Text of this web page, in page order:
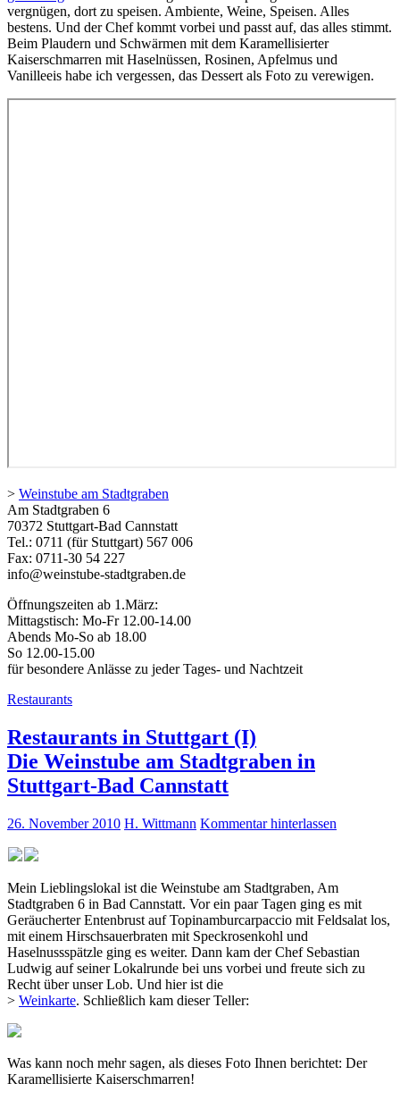
vergnügen, dort zu speisen. Ambiente, Weine, Speisen. Alles
bestens. Und der Chef kommt vorbei und passt auf, das alles stimmt.
Beim Plaudern und Schwärmen mit dem Karamellisierter
Kaiserschmarren mit Haselnüssen, Rosinen, Apfelmus und
Vanilleeis habe ich vergessen, das Dessert als Foto zu verewigen.
> Weinstube am Stadtgraben
Am Stadtgraben 6
70372 Stuttgart-Bad Cannstatt
Tel.: 0711 (für Stuttgart) 567 006
Fax: 0711-30 54 227
info@weinstube-stadtgraben.de
Öffnungszeiten ab 1.März:
Mittagstisch: Mo-Fr 12.00-14.00
Abends Mo-So ab 18.00
So 12.00-15.00
für besondere Anlässe zu jeder Tages- und Nachtzeit
Restaurants
Restaurants in Stuttgart (I)
Die Weinstube am Stadtgraben in
Stuttgart-Bad Cannstatt
26. November 2010 H. Wittmann Kommentar hinterlassen
Mein Lieblingslokal ist die Weinstube am Stadtgraben, Am
Stadtgraben 6 in Bad Cannstatt. Vor ein paar Tagen ging es mit
Geräucherter Entenbrust auf Topinamburcarpaccio mit Feldsalat los,
mit einem Hirschsauerbraten mit Speckrosenkohl und
Haselnussspätzle ging es weiter. Dann kam der Chef Sebastian
Ludwig auf seiner Lokalrunde bei uns vorbei und freute sich zu
Recht über unser Lob. Und hier ist die
> Weinkarte. Schließlich kam dieser Teller:
Was kann noch mehr sagen, als dieses Foto Ihnen berichtet: Der
Karamellisierte Kaiserschmarren!